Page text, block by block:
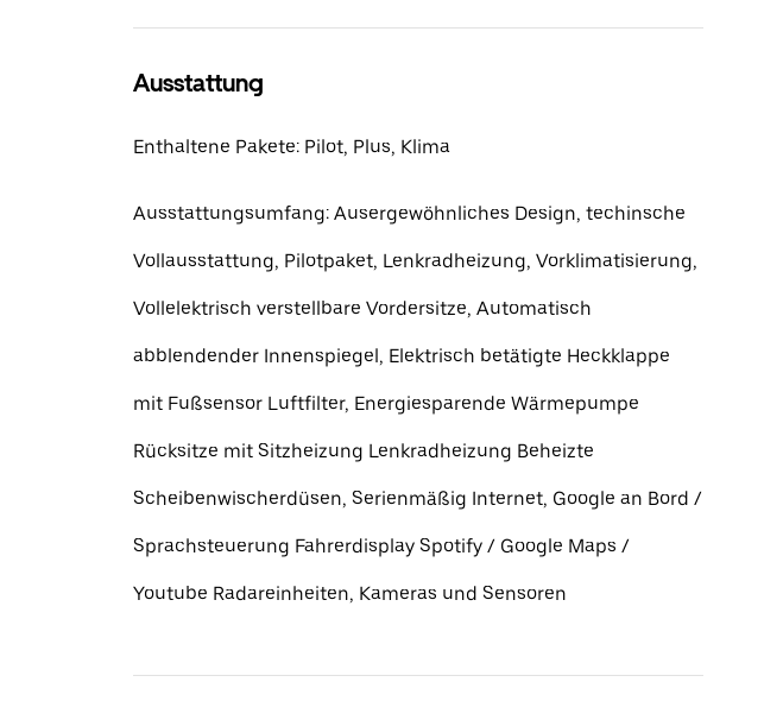
Ausstattung
Enthaltene Pakete: Pilot, Plus, Klima
Ausstattungsumfang: Ausergewöhnliches Design, techinsche
Vollausstattung, Pilotpaket, Lenkradheizung, Vorklimatisierung,
Vollelektrisch verstellbare Vordersitze, Automatisch
abblendender Innenspiegel, Elektrisch betätigte Heckklappe
mit Fußsensor Luftfilter, Energiesparende Wärmepumpe
Rücksitze mit Sitzheizung Lenkradheizung Beheizte
Scheibenwischerdüsen, Serienmäßig Internet, Google an Bord /
Sprachsteuerung Fahrerdisplay Spotify / Google Maps /
Youtube Radareinheiten, Kameras und Sensoren